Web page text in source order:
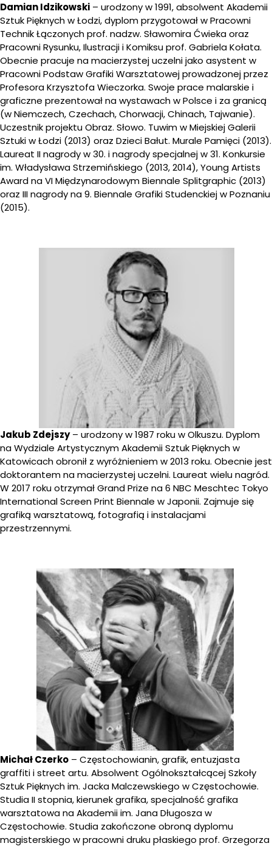
Damian Idzikowski – urodzony w 1991, absolwent Akademii
Sztuk Pięknych w Łodzi, dyplom przygotował w Pracowni
Technik Łączonych prof. nadzw. Sławomira Ćwieka oraz
Pracowni Rysunku, Ilustracji i Komiksu prof. Gabriela Kołata.
Obecnie pracuje na macierzystej uczelni jako asystent w
Pracowni Podstaw Grafiki Warsztatowej prowadzonej przez
Profesora Krzysztofa Wieczorka. Swoje prace malarskie i
graficzne prezentował na wystawach w Polsce i za granicą
(w Niemczech, Czechach, Chorwacji, Chinach, Tajwanie).
Uczestnik projektu Obraz. Słowo. Tuwim w Miejskiej Galerii
Sztuki w Łodzi (2013) oraz Dzieci Bałut. Murale Pamięci (2013).
Laureat II nagrody w 30. i nagrody specjalnej w 31. Konkursie
im. Władysława Strzemińskiego (2013, 2014), Young Artists
Award na VI Międzynarodowym Biennale Splitgraphic (2013)
oraz III nagrody na 9. Biennale Grafiki Studenckiej w Poznaniu
(2015).
Jakub Zdejszy– urodzony w 1987 roku w Olkuszu. Dyplom
na Wydziale Artystycznym Akademii Sztuk Pięknych w
Katowicach obronił z wyróżnieniem w 2013 roku. Obecnie jest
doktorantem na macierzystej uczelni. Laureat wielu nagród.
W 2017 roku otrzymał Grand Prize na 6 NBC Meschtec Tokyo
International Screen Print Biennale w Japonii. Zajmuje się
grafiką warsztatową, fotografią i instalacjami
przestrzennymi.
Michał Czerko – Częstochowianin, grafik, entuzjasta
graffiti i street artu. Absolwent Ogólnokształcącej Szkoły
Sztuk Pięknych im. Jacka Malczewskiego w Częstochowie.
Studia II stopnia, kierunek grafika, specjalność grafika
warsztatowa na Akademii im. Jana Długosza w
Częstochowie. Studia zakończone obroną dyplomu
magisterskiego w pracowni druku płaskiego prof. Grzegorza